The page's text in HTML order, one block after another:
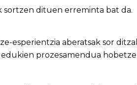
dituen erreminta bat da.
esperientzia aberatsak sor
prozesamendua